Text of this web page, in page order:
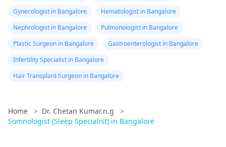
Gynecologist in Bangalore
Hematologist in Bangalore
Nephrologist in Bangalore
Pulmonologist in Bangalore
Plastic Surgeon in Bangalore
Gastroenterologist in Bangalore
Infertility Specialist in Bangalore
Hair Transplant Surgeon in Bangalore
Home > Dr. Chetan Kumar.n.g
>
Somnologist (Sleep Specialist) in Bangalore